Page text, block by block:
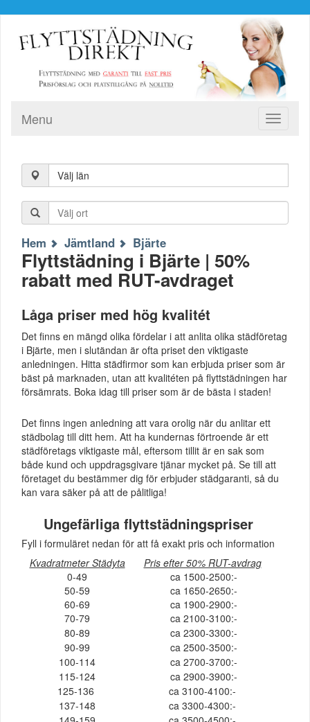
Toggle
Menu
Välj län
Hem Jämtland Bjärte
Flyttstädning i Bjärte | 50%
rabatt med RUT-avdraget
Låga priser med hög kvalitét
Det finns en mängd olika fördelar i att anlita olika städföretag
i Bjärte, men i slutändan är ofta priset den viktigaste
anledningen. Hitta städfirmor som kan erbjuda priser som är
bäst på marknaden, utan att kvalitéten på flyttstädningen har
försämrats. Boka idag till priser som är de bästa i staden!
Det finns ingen anledning att vara orolig när du anlitar ett
städbolag till ditt hem. Att ha kundernas förtroende är ett
städföretags viktigaste mål, eftersom tillit är en sak som
både kund och uppdragsgivare tjänar mycket på. Se till att
företaget du bestämmer dig för erbjuder städgaranti, så du
kan vara säker på att de pålitliga!
Ungefärliga flyttstädningspriser
Fyll i formuläret nedan för att få exakt pris och information
Kvadratmeter Städyta
Pris efter 50% RUT-avdrag
0-49
ca 1500-2500:-
50-59
ca 1650-2650:-
60-69
ca 1900-2900:-
70-79
ca 2100-3100:-
80-89
ca 2300-3300:-
90-99
ca 2500-3500:-
100-114
ca 2700-3700:-
115-124
ca 2900-3900:-
125-136
ca 3100-4100:-
137-148
ca 3300-4300:-